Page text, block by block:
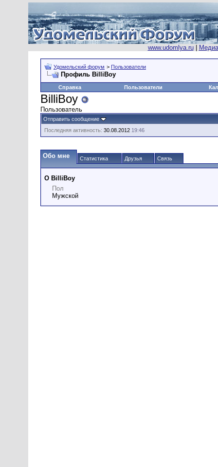
www.udomlya.ru|
Удомельский форум > Пользователи
Профиль BilliBoy
Справка Пользователи
BilliBoy
Пользователь
Отправить сообщение
Последняя активность: 30.08.2012 19:46
Обо мне Статистика Друзья Связь
О BilliBoy
Пол
Мужской